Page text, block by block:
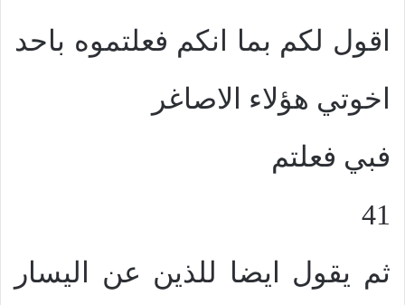
اقول لكم بما انكم فعلتموه باحد
اخوتي هؤلاء الاصاغر
فبي فعلتم
41
ثم يقول ايضا للذين عن اليسار